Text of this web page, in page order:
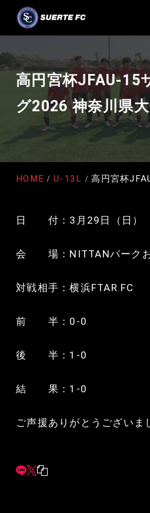
高円宮杯JFAU-15
グ2026 神奈川県
HOME U-13L 高円宮杯JFAU-15サッ
日 付：3月29日（日）
会 場：NITTANパーク
対戦相手：横浜FTAR FC
前 半：0-0
後 半：1-0
結 果：1-0
ご声援ありがとうございま